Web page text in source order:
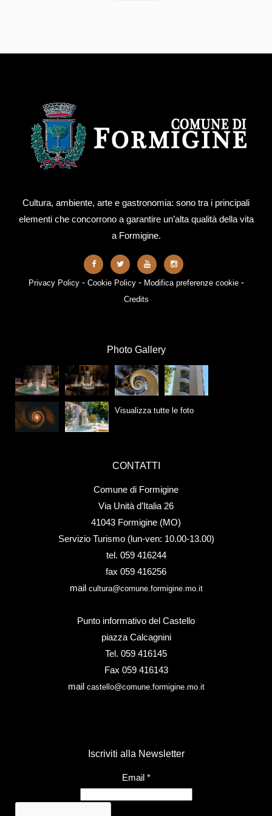
Cultura, ambiente, arte e gastronomia: sono tra i principali
elementi che concorrono a garantire un’alta qualità della vita
a Formigine.
Privacy Policy- Cookie Policy- Modifica preferenze cookie-
Credits
Photo Gallery
Visualizza tutte le foto
CONTATTI
Comune di Formigine
Via Unità d’Italia 26
41043 Formigine (MO)
Servizio Turismo (lun-ven: 10.00-13.00)
tel. 059 416244
fax 059 416256
mail cultura@comune.formigine.mo.it
Punto informativo del Castello
piazza Calcagnini
Tel. 059 416145
Fax 059 416143
mail castello@comune.formigine.mo.it
Iscriviti alla Newsletter
Email *